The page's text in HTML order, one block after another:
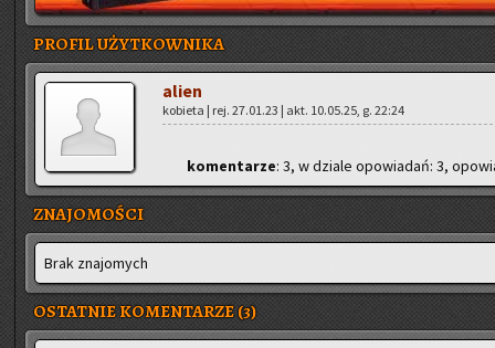
PROFIL UŻYTKOWNIKA
alien
ko­bie­ta | rej. 27.01.23 | akt. 10.05.25, g. 22:24
ko­men­ta­rze: 3, w dzia­le opo­wia­dań: 3,
ZNAJOMOŚCI
Brak zna­jo­mych
OSTATNIE KOMENTARZE (3)